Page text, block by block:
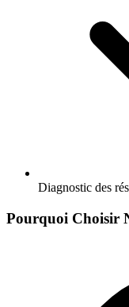
Diagnostic des
Pourquoi Choisir